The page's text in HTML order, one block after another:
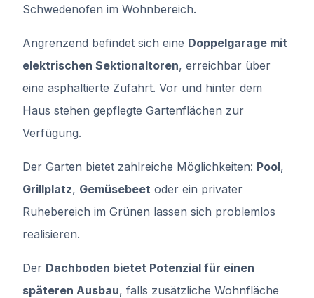
Schwedenofen im Wohnbereich.
Angrenzend befindet sich eine Doppelgarage mit
elektrischen Sektionaltoren, erreichbar über
eine asphaltierte Zufahrt. Vor und hinter dem
Haus stehen gepflegte Gartenflächen zur
Verfügung.
Der Garten bietet zahlreiche Möglichkeiten: Pool,
Grillplatz, Gemüsebeet oder ein privater
Ruhebereich im Grünen lassen sich problemlos
realisieren.
Der Dachboden bietet Potenzial für einen
späteren Ausbau, falls zusätzliche Wohnfläche